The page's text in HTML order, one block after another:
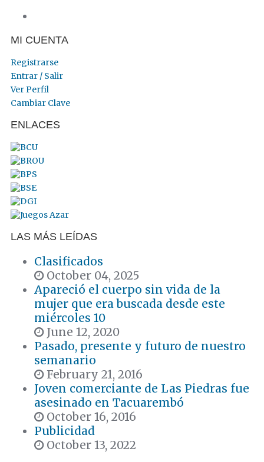
MI CUENTA
Registrarse
Entrar / Salir
Ver Perfil
Cambiar Clave
ENLACES
LAS MÁS LEÍDAS
Clasificados
October 04, 2025
Apareció el cuerpo sin vida de la
mujer que era buscada desde este
miércoles 10
June 12, 2020
Pasado, presente y futuro de nuestro
semanario
February 21, 2016
Joven comerciante de Las Piedras fue
asesinado en Tacuarembó
October 16, 2016
Publicidad
October 13, 2022